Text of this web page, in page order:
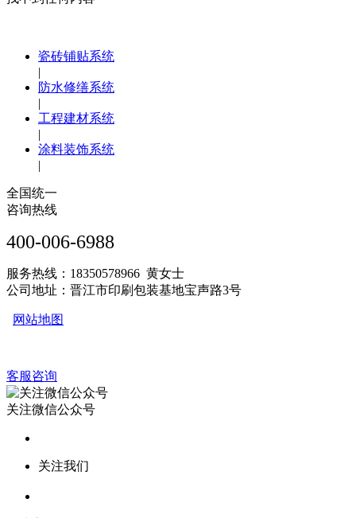
瓷砖铺贴系统
|
防水修缮系统
|
工程建材系统
|
涂料装饰系统
|
全国统一
咨询热线
400-006-6988
服务热线：18350578966 黄女士
公司地址：晋江市印刷包装基地宝声路3号
网站地图
客服咨询
关注微信公众号
关注我们